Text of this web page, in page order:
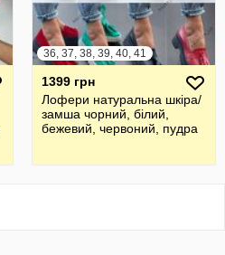
36, 37, 38, 39, 40, 41
1399 грн
Лофери натуральна шкіра/
замша чорний, білий,
бежевий, червоний, пудра